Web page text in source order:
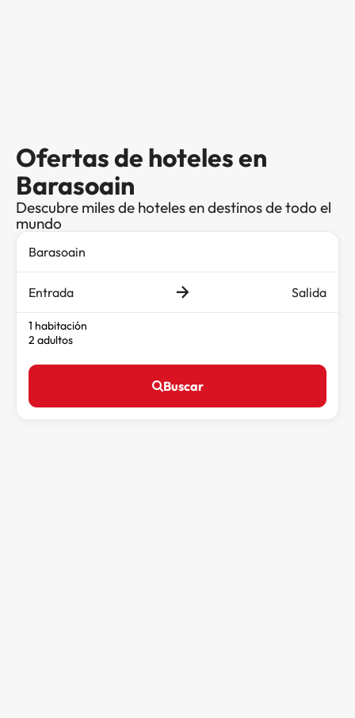
Ofertas de hoteles en
Barasoain
Descubre miles de hoteles en destinos de todo el
mundo
Entrada Salida
1 habitación
2 adultos
Buscar